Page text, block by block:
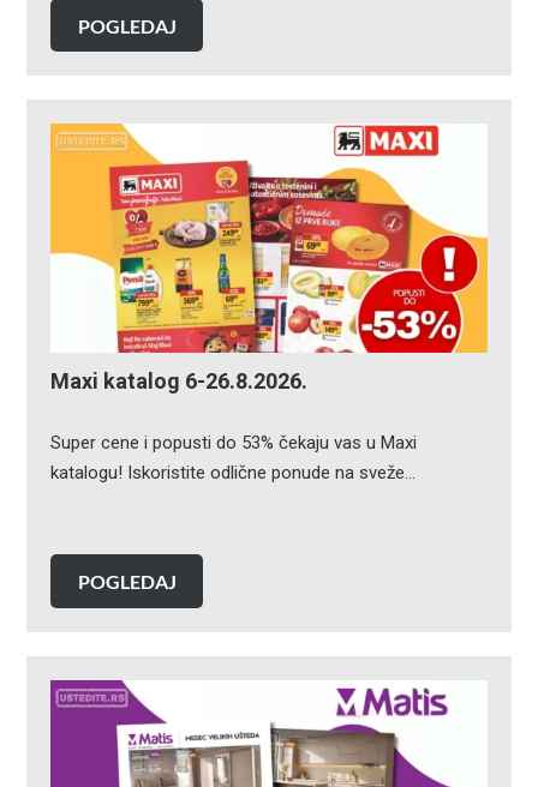
POGLEDAJ
Maxi katalog 6-26.8.2026.
Super cene i popusti do 53% čekaju vas u Maxi
katalogu! Iskoristite odlične ponude na sveže…
POGLEDAJ